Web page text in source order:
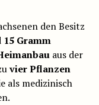
den Besitz
15 Gramm
aus der
vier Pflanzen
als medizinisch